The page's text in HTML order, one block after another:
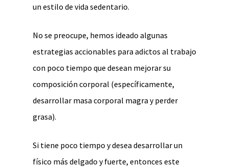
un estilo de vida sedentario.
No se preocupe, hemos ideado algunas
estrategias accionables para adictos al trabajo
con poco tiempo que desean mejorar su
composición corporal (específicamente,
desarrollar masa corporal magra y perder
grasa).
Si tiene poco tiempo y desea desarrollar un
físico más delgado y fuerte, entonces este